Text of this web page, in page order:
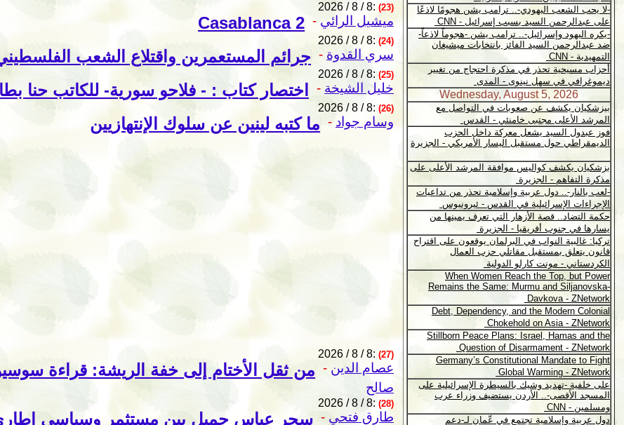
2026 / 8 / 8: (23)
Casablanca 2 - ميشيل الرائي
2026 / 8 / 8: (24)
جرائم المستعمرين واقتلاع الشعب - سري القدوة
2026 / 8 / 8: (25)
اختصار كتاب : - فلاحو سورية- للكاتب حنا - خليل الشيخة
2026 / 8 / 8: (26)
ما كتبه لينين عن سلوك الإنتهازيين - وسام جواد
2026 / 8 / 8: (27)
من ثقل الأختام إلى خفة الريشة: قراءة - عصام الدين
صالح
2026 / 8 / 8: (28)
سحر عباس جميل بين مستثمر وسياسي - طارق فتحي